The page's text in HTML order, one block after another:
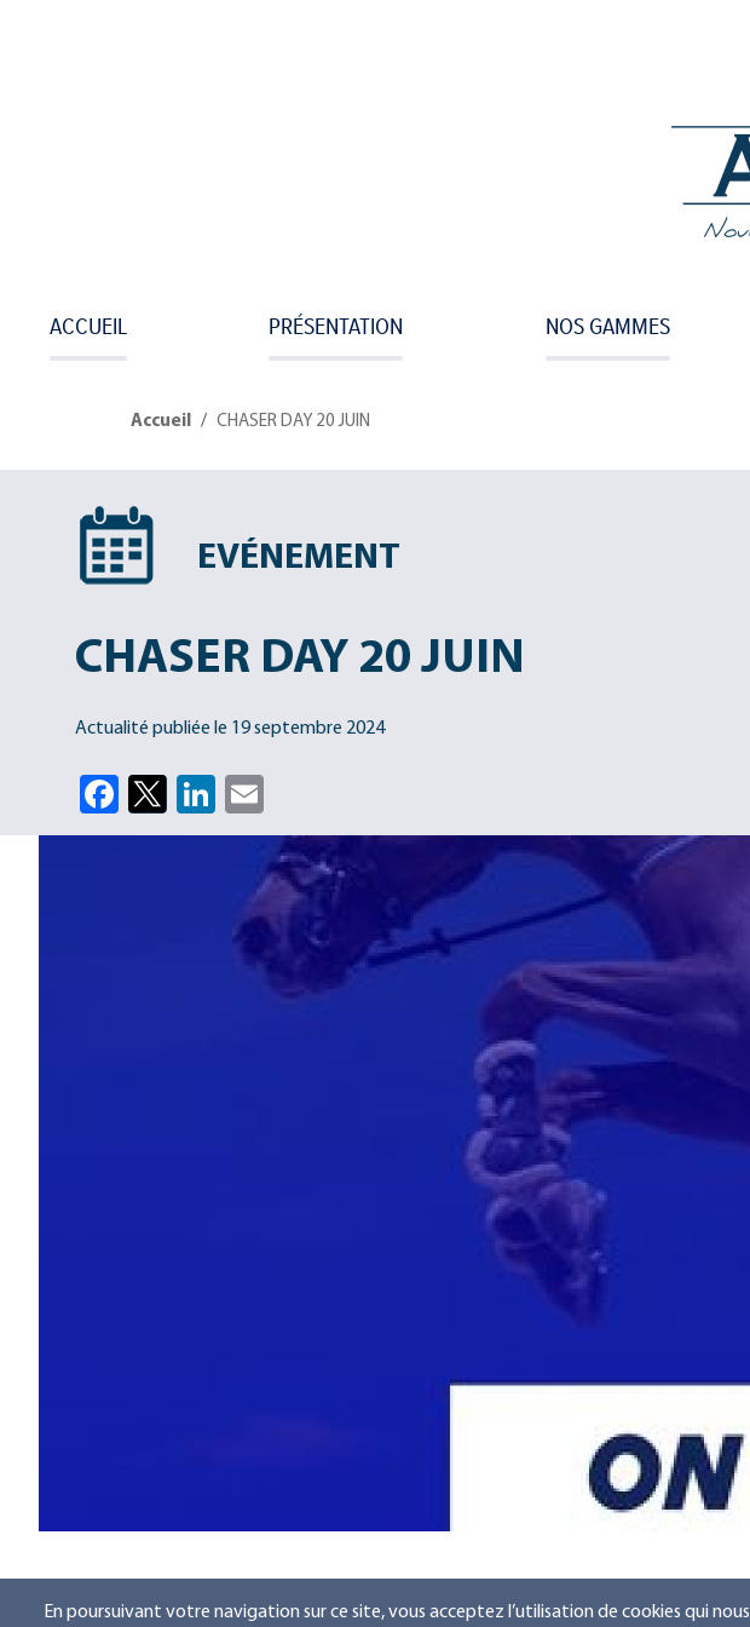
Navigation
ACCUEIL PRÉSENTATION NOS GAMMES
Accueil CHASER DAY 20 JUIN
EVÉNEMENT
CHASER DAY 20 JUIN
Actualité publiée le 19 septembre 2024
Facebook
TwitterLinkedIn
En poursuivant votre navigation sur ce site, vous acceptez l’utilisation de cookies qui nous